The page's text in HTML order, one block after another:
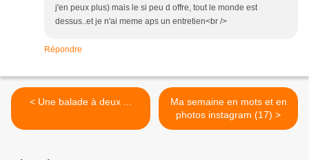
j'en peux plus) mais le si peu d offre, tout le monde est
dessus..et je n'ai meme aps un entretien<br />
Répondre
< Une balade à deux ...
Ma semaine en mots et en
photos instagram (17) >